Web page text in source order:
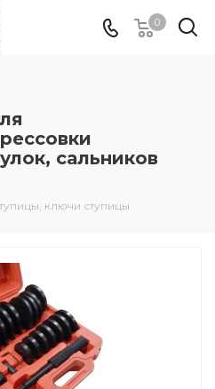
0
сальников
ключи ступицы